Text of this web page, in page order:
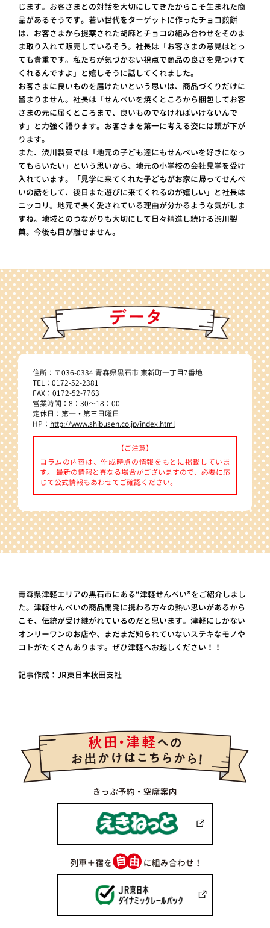
じます。お客さまとの対話を大切にしてきたからこそ生まれた商
品があるそうです。若い世代をターゲットに作ったチョコ煎餅
は、お客さまから提案された胡麻とチョコの組み合わせをそのま
ま取り入れて販売しているそう。社長は「お客さまの意見はとっ
ても貴重です。私たちが気づかない視点で商品の良さを見つけて
くれるんですよ」と嬉しそうに話してくれました。
お客さまに良いものを届けたいという思いは、商品づくりだけに
留まりません。社長は「せんべいを焼くところから梱包してお客
さまの元に届くところまで、良いものでなければいけないんで
す」と力強く語ります。お客さまを第一に考える姿には頭が下が
ります。
また、渋川製菓では「地元の子ども達にもせんべいを好きになっ
てもらいたい」という思いから、地元の小学校の会社見学を受け
入れています。「見学に来てくれた子どもがお家に帰ってせんべ
いの話をして、後日また遊びに来てくれるのが嬉しい」と社長は
ニッコリ。地元で長く愛されている理由が分かるような気がしま
すね。地域とのつながりも大切にして日々精進し続ける渋川製
菓。今後も目が離せません。
住所：〒036-0334 青森県黒石市 東新町一丁目7番地
TEL：0172-52-2381
FAX：0172-52-7763
営業時間：8：30～18：00
定休日：第一・第三日曜日
HP： http://www.shibusen.co.jp/index.html
【ご注意】
コラムの内容は、作成時点の情報をもとに掲載していま
す。 最新の情報と異なる場合がございますので、必要に応
じて公式情報もあわせてご確認ください。
青森県津軽エリアの黒石市にある“津軽せんべい”をご紹介しまし
た。津軽せんべいの商品開発に携わる方々の熱い思いがあるから
こそ、伝統が受け継がれているのだと思います。津軽にしかない
オンリーワンのお店や、まだまだ知られていないステキなモノや
コトがたくさんあります。ぜひ津軽へお越しください！！
記事作成：JR東日本秋田支社